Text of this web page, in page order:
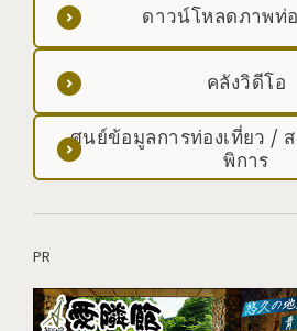
ดาวน์โหลดภาพท่
คลังวิดีโอ
ศูนย์ข้อมูลการท่องเที่ยว /
พิการ
PR